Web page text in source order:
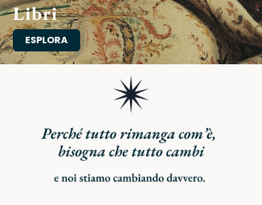
Libri
ESPLORA